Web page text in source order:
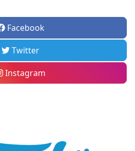
Facebook
Twitter
Instagram